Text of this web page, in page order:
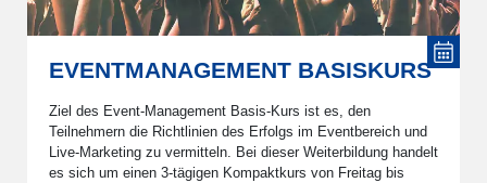
EVENTMANAGEMENT BASISKURS
Ziel des Event-Management Basis-Kurs ist es, den
Teilnehmern die Richtlinien des Erfolgs im Eventbereich und
Live-Marketing zu vermitteln. Bei dieser Weiterbildung handelt
es sich um einen 3-tägigen Kompaktkurs von Freitag bis